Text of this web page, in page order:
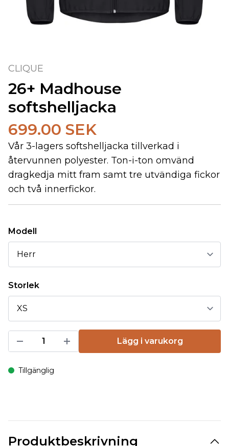
CLIQUE
26+ Madhouse
softshelljacka
699.00 SEK
Vår 3-lagers softshelljacka tillverkad i
återvunnen polyester. Ton-i-ton omvänd
dragkedja mitt fram samt tre utvändiga fickor
och två innerfickor.
Modell
Storlek
Lägg i varukorg
Tillgänglig
Produktbeskrivning